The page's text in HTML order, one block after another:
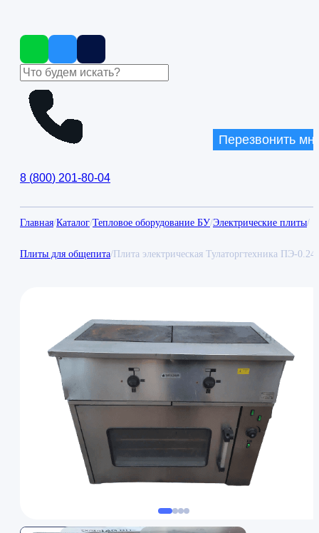
8 (800) 201-80-04
Перезвонить
Главная/Каталог/Тепловое оборудование БУ/Электрические плиты/
Плиты для общепита/ Плита электрическая Тулаторгтехника ПЭ-